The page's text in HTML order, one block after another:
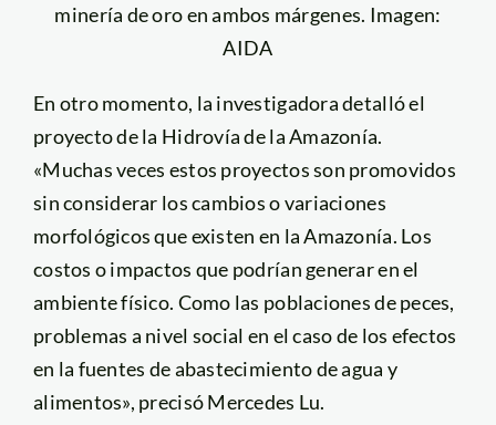
minería de oro en ambos márgenes. Imagen:
AIDA
En otro momento, la investigadora detalló el
proyecto de la Hidrovía de la Amazonía.
«Muchas veces estos proyectos son promovidos
sin considerar los cambios o variaciones
morfológicos que existen en la Amazonía. Los
costos o impactos que podrían generar en el
ambiente físico. Como las poblaciones de peces,
problemas a nivel social en el caso de los efectos
en la fuentes de abastecimiento de agua y
alimentos», precisó Mercedes Lu.